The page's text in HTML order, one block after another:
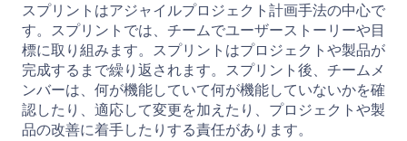
スプリントはアジャイルプロジェクト計画手法の中心で
す。スプリントでは、チームでユーザーストーリーや目
標に取り組みます。スプリントはプロジェクトや製品が
完成するまで繰り返されます。スプリント後、チームメ
ンバーは、何が機能していて何が機能していないかを確
認したり、適応して変更を加えたり、プロジェクトや製
品の改善に着手したりする責任があります。